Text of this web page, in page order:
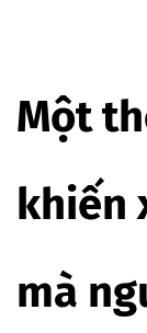
Một
khiến
mà